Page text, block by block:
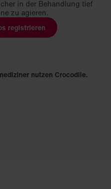
in der Behandlung tief
zu agieren.
registrieren
nutzen Crocodile.